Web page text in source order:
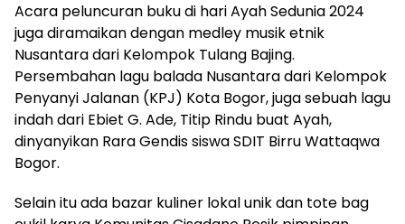
Acara peluncuran buku di hari Ayah Sedunia 2024
juga diramaikan dengan medley musik etnik
Nusantara dari Kelompok Tulang Bajing.
Persembahan lagu balada Nusantara dari Kelompok
Penyanyi Jalanan (KPJ) Kota Bogor, juga sebuah lagu
indah dari Ebiet G. Ade, Titip Rindu buat Ayah,
dinyanyikan Rara Gendis siswa SDIT Birru Wattaqwa
Bogor.
Selain itu ada bazar kuliner lokal unik dan tote bag